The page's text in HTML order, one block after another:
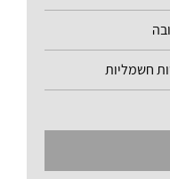
חשמליות